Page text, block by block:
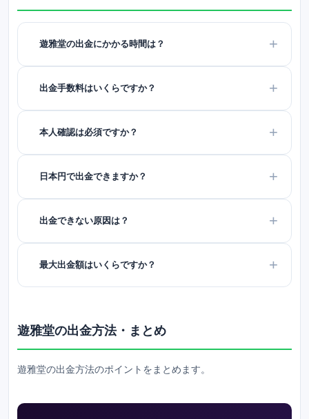
遊雅堂の出金にかかる時間は？
出金手数料はいくらですか？
本人確認は必須ですか？
日本円で出金できますか？
出金できない原因は？
最大出金額はいくらですか？
遊雅堂の出金方法・まとめ
遊雅堂の出金方法のポイントをまとめます。